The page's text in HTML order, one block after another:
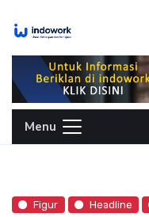
Menu
Figur Headline